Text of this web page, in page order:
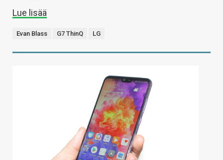
Lue lisää
Evan Blass G7 ThinQ LG